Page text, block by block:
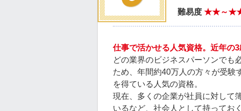
難易度 ★★～
仕事で活かせる人気資格。近年の
どの業界のビジネスパーソンでも
ため、年間約40万人の方々が受験
を得ている人気の資格。
現在、多くの企業が社員に対して
いるなど、社会人として持ってお